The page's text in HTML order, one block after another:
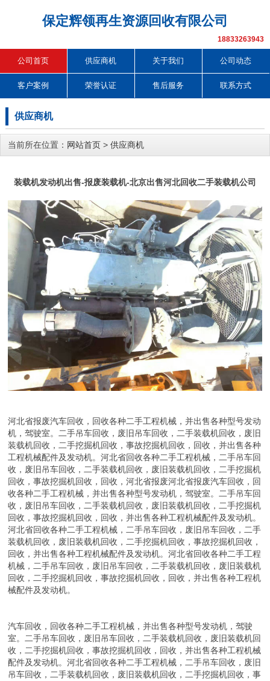
保定辉领再生资源回收有限公司
18833263943
公司首页 供应商机 关于我们 公司动态
客户案例 荣誉认证 售后服务 联系方式
供应商机
当前所在位置： 网站首页 > 供应商机
装载机发动机出售-报废装载机-北京出售河北回收二手装载机公司
河北省报废汽车回收，回收各种二手工程机械，并出售各种型号发动
机，驾驶室。二手吊车回收，废旧吊车回收，二手装载机回收，废旧
装载机回收，二手挖掘机回收，事故挖掘机回收，回收，并出售各种
工程机械配件及发动机。河北省回收各种二手工程机械，二手吊车回
收，废旧吊车回收，二手装载机回收，废旧装载机回收，二手挖掘机
回收，事故挖掘机回收，回收，河北省报废河北省报废汽车回收，回
收各种二手工程机械，并出售各种型号发动机，驾驶室。二手吊车回
收，废旧吊车回收，二手装载机回收，废旧装载机回收，二手挖掘机
回收，事故挖掘机回收，回收，并出售各种工程机械配件及发动机。
河北省回收各种二手工程机械，二手吊车回收，废旧吊车回收，二手
装载机回收，废旧装载机回收，二手挖掘机回收，事故挖掘机回收，
回收，并出售各种工程机械配件及发动机。河北省回收各种二手工程
机械，二手吊车回收，废旧吊车回收，二手装载机回收，废旧装载机
回收，二手挖掘机回收，事故挖掘机回收，回收，并出售各种工程机
械配件及发动机。
汽车回收，回收各种二手工程机械，并出售各种型号发动机，驾驶
室。二手吊车回收，废旧吊车回收，二手装载机回收，废旧装载机回
收，二手挖掘机回收，事故挖掘机回收，回收，并出售各种工程机械
配件及发动机。河北省回收各种二手工程机械，二手吊车回收，废旧
吊车回收，二手装载机回收，废旧装载机回收，二手挖掘机回收，事